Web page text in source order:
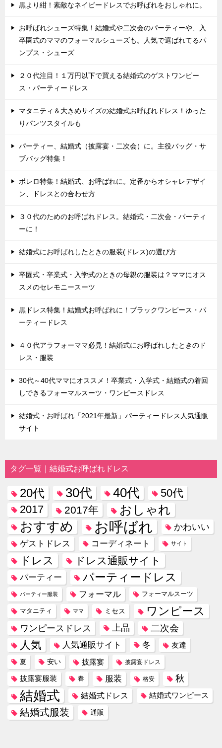
黒より紺！素敵なネイビードレスでお呼ばれをおしゃれに。
お呼ばれシューズ特集！結婚式や二次会のパーティーや、入
卒園式のママのフォーマルシューズも。人気で選ばれてるパ
ンプス・シューズ
２０代注目！１万円以下で買える結婚式のゲストワンピー
ス・パーティードレス
マタニティ＆大きめサイズの結婚式お呼ばれドレス！ゆった
りパンツスタイルも
パーティー、結婚式（披露宴・二次会）に。主役バッグ・サ
ブバッグ特集！
ボレロ特集！結婚式、お呼ばれに。定番からオシャレデザイ
ン、ドレスとの合わせ方
３０代のためのお呼ばれドレス。結婚式・二次会・パーティ
ーに！
結婚式にお呼ばれしたときの服装(ドレス)の選び方
卒園式・卒業式・入学式のときの母親の服装は？ママにオス
スメのセレモニースーツ
黒ドレス特集！結婚式お呼ばれに！ブラックワンピース・パ
ーティードレス
４０代アラフォーママ必見！結婚式にお呼ばれしたときのド
レス・服装
30代～40代ママにオススメ！卒業式・入学式・結婚式の着回
しできるフォーマルスーツ・ワンピースドレス
結婚式・お呼ばれ「2021年最新」パーティードレス人気通販
サイト
タグ一覧｜結婚式お呼ばれドレス
20代 30代 40代 50代
2017 2017年 おしゃれ
おすすめ お呼ばれ かわいい
ゲストドレス コーディネート サイト
ドレス ドレス通販サイト
パーティー パーティードレス
パーティー服装 フォーマル フォーマルスーツ
マタニティ ママ ミセス ワンピース
ワンピースドレス 上品 二次会
人気 人気通販サイト 冬 友達
夏 安い 披露宴 披露宴ドレス
披露宴服装 春 服装 格安 秋
結婚式 結婚式ドレス 結婚式ワンピース
結婚式服装 通販